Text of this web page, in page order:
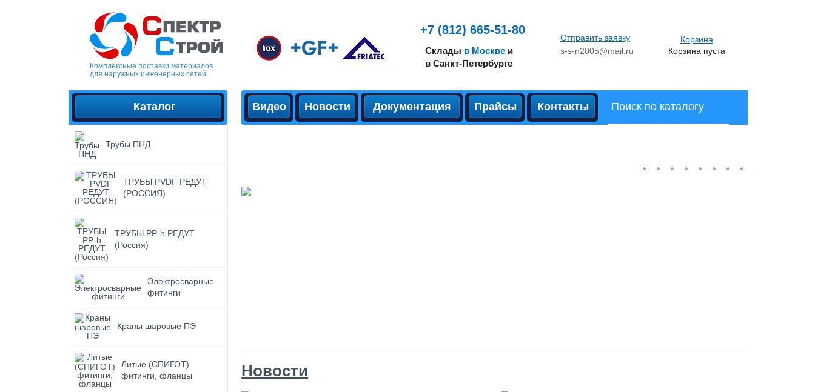
Комплексные поставки материалов
для наружных инженерных сетей
+7 (812) 665-51-80
Склады в Москве и
в Санкт-Петербурге
Отправить заявку
s-s-n2005@mail.ru
Корзина
Корзина пуста
Каталог
Трубы ПНД
ТРУБЫ PVDF РЕДУТ
(РОССИЯ)
ТРУБЫ PP-h РЕДУТ
(Россия)
Электросварные
фитинги
Краны шаровые ПЭ
Литые (СПИГОТ)
фитинги, фланцы
Видео Новости Документация Прайсы Контакты
Новости